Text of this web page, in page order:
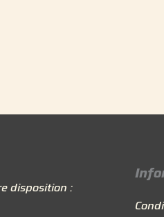
disposition :